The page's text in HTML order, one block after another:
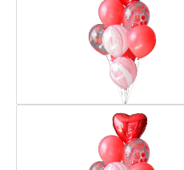
Нет в наличии